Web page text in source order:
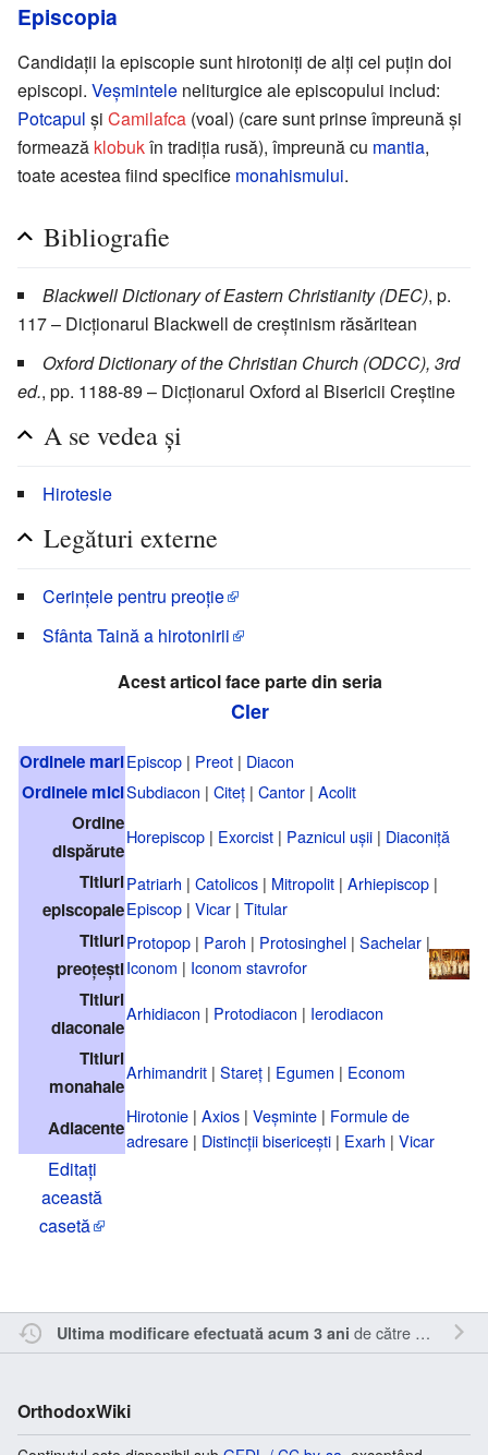
Episcopia
Candidații la episcopie sunt hirotoniți de alți cel puțin doi
episcopi. Veșmintele neliturgice ale episcopului includ:
Potcapul și Camilafca (voal) (care sunt prinse împreună și
formează klobukîn tradiția rusă), împreună cu mantia,
toate acestea fiind specifice monahismului.
Bibliografie
Blackwell Dictionary of Eastern Christianity (DEC), p.
117 – Dicționarul Blackwell de creștinism răsăritean
Oxford Dictionary of the Christian Church (ODCC), 3rd
ed., pp. 1188-89 – Dicționarul Oxford al Bisericii Creștine
A se vedea și
Hirotesie
Legături externe
Cerințele pentru preoție
Sfânta Taină a hirotonirii
Acest articol face parte din seria
Cler
Ordinele mariEpiscop | Preot | Diacon
Ordinele miciSubdiacon | Citeț | Cantor | Acolit
Ordine
dispărute
Horepiscop | Exorcist | Paznicul ușii | Diaconiță
Titluri
episcopale
Patriarh | Catolicos | Mitropolit | Arhiepiscop |
Episcop | Vicar | Titular
Titluri
preoțești
Protopop | Paroh | Protosinghel | Sachelar |
Iconom | Iconom stavrofor
Titluri
diaconale
Arhidiacon | Protodiacon | Ierodiacon
Titluri
monahale
Arhimandrit | Stareț | Egumen | Econom
Adiacente
Hirotonie | Axios | Veșminte | Formule de
adresare | Distincții bisericești | Exarh | Vicar
Editați
această
casetă
Ultima modificare efectuată acum 3 ani de către Σταύρος
OrthodoxWiki